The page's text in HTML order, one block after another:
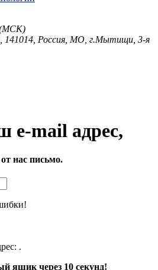
(МСК)
, 141014, Россия, МО, г.Мытищи, 3-я
e-mail адрес,
нас письмо.
.
ящик через 10 секунд!